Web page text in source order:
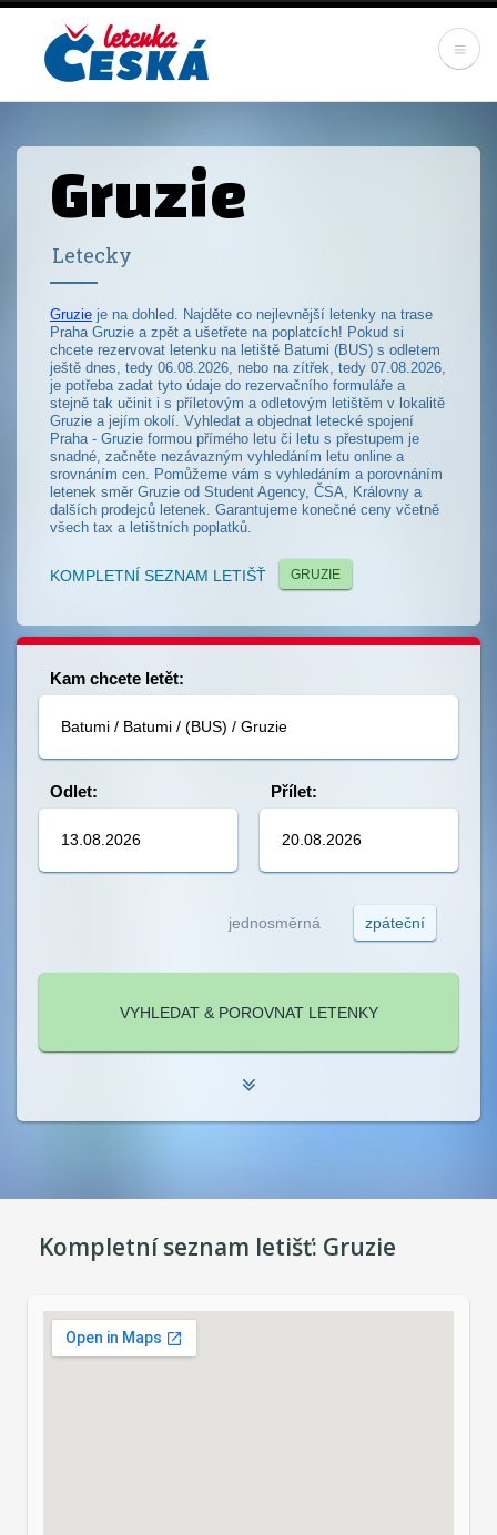
Skip
content
Gruzie
Letecky
Gruzie je na dohled. Najděte co nejlevnější letenky na trase
Praha Gruzie a zpět a ušetřete na poplatcích! Pokud si
chcete rezervovat letenku na letiště Batumi (BUS) s odletem
ještě dnes, tedy 06.08.2026, nebo na zítřek, tedy 07.08.2026,
je potřeba zadat tyto údaje do rezervačního formuláře a
stejně tak učinit i s příletovým a odletovým letištěm v lokalitě
Gruzie a jejím okolí. Vyhledat a objednat letecké spojení
Praha - Gruzie formou přímého letu či letu s přestupem je
snadné, začněte nezávazným vyhledáním letu online a
srovnáním cen. Pomůžeme vám s vyhledáním a porovnáním
letenek směr Gruzie od Student Agency, ČSA, Královny a
dalších prodejců letenek. Garantujeme konečné ceny včetně
všech tax a letištních poplatků.
KOMPLETNÍ SEZNAM LETIŠŤ GRUZIE
Kam chcete letět:
Odlet: Přílet:
zpáteční
jednosměrná
Kompletní seznam letišť: Gruzie